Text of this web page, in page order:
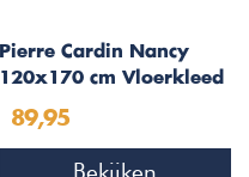
Pierre Cardin Nancy
120x170 cm Vloerkleed
89,95